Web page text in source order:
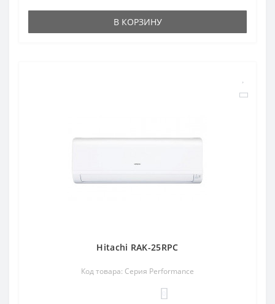
В КОРЗИНУ
Hitachi RAK-25RPC
Код товара: Серия Performance